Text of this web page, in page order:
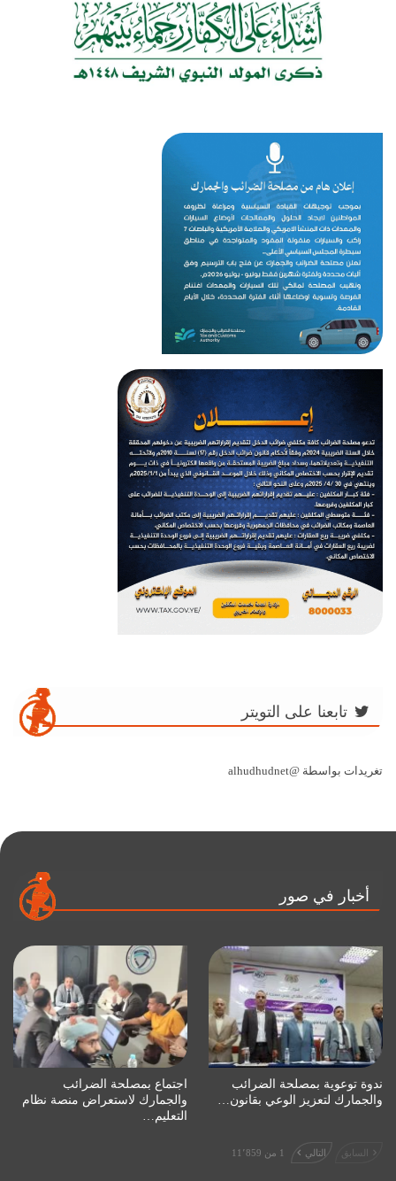
تابعنا على التويتر
تغريدات بواسطة @alhudhudnet
أخبار في صور
ندوة توعوية بمصلحة الضرائب
والجمارك لتعزيز الوعي بقانون…
اجتماع بمصلحة الضرائب
والجمارك لاستعراض منصة نظام
التعليم…
السابق التالي 1 من 11٬859